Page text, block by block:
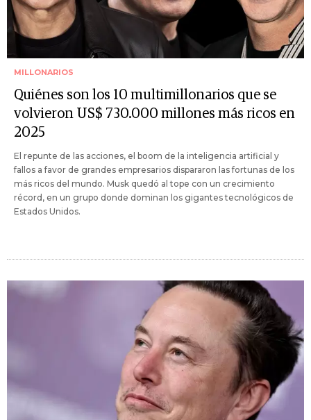
MILLONARIOS
Quiénes son los 10 multimillonarios que se
volvieron US$ 730.000 millones más ricos en
2025
El repunte de las acciones, el boom de la inteligencia artificial y
fallos a favor de grandes empresarios dispararon las fortunas de los
más ricos del mundo. Musk quedó al tope con un crecimiento
récord, en un grupo donde dominan los gigantes tecnológicos de
Estados Unidos.